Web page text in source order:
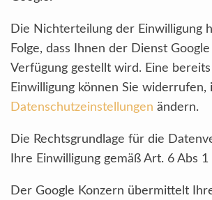
Die Nichterteilung der Einwilligung
Folge, dass Ihnen der Dienst
Verfügung gestellt wird. Eine
Einwilligung können Sie widerrufen,
Datenschutzeinstellungen ändern.
Die Rechtsgrundlage für die
Ihre Einwilligung gemäß Art. 6 Abs
Der Google Konzern übermittelt